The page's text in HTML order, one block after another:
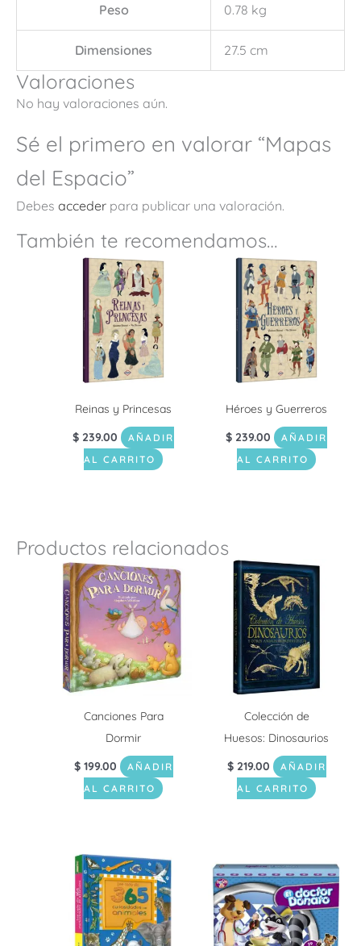
Peso
0.78 kg
Dimensiones 27.5 cm
Valoraciones
No hay valoraciones aún.
Sé el primero en valorar “Mapas
del Espacio”
Debes acceder para publicar una valoración.
También te recomendamos…
Reinas y Princesas
$ 239.00
AÑADIR
AL CARRITO
Héroes y Guerreros
$ 239.00
AÑADIR
AL CARRITO
Productos relacionados
Canciones Para
Dormir
$199.00
AÑADIR
AL CARRITO
Colección de
Huesos: Dinosaurios
$219.00
AÑADIR
AL CARRITO